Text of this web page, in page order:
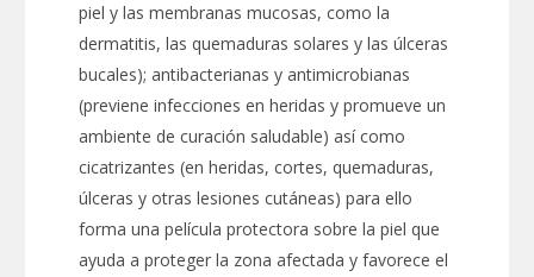
piel y las membranas mucosas, como la
dermatitis, las quemaduras solares y las úlceras
bucales); antibacterianas y antimicrobianas
(previene infecciones en heridas y promueve un
ambiente de curación saludable) así como
cicatrizantes (en heridas, cortes, quemaduras,
úlceras y otras lesiones cutáneas) para ello
forma una película protectora sobre la piel que
ayuda a proteger la zona afectada y favorece el